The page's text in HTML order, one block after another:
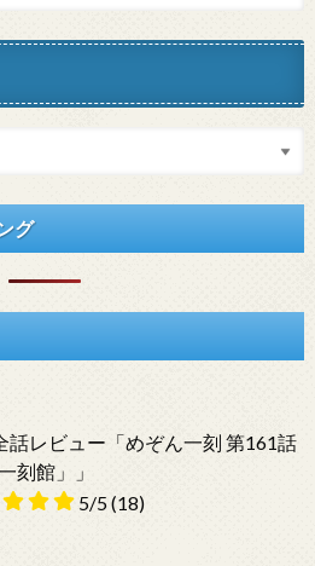
グ
話レビュー「めぞん一刻 第161話
一刻館」」
5/5(18)